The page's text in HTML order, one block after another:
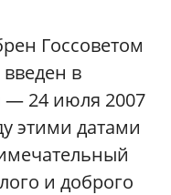
Госсоветом
введен в
— 24 июля 2007
этими датами
и доброго